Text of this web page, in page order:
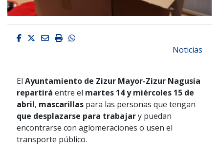
Facebook
Twitter
EmailImprimirWhatsapp
Noticias
El Ayuntamiento de Zizur Mayor-Zizur Nagusia
repartirá entre el martes 14 y miércoles 15 de
abril, mascarillaspara las personas que tengan
que desplazarse para trabajary puedan
encontrarse con aglomeraciones o usen el
transporte público.